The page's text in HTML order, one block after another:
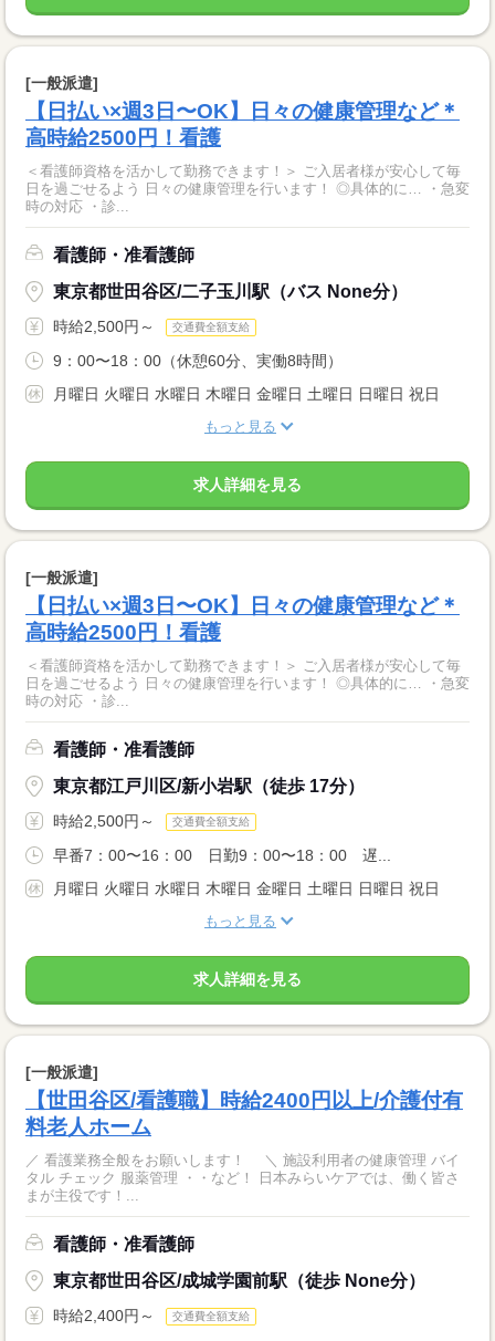
[一般派遣]
【日払い×週3日〜OK】日々の健康管理など＊
高時給2500円！看護
＜看護師資格を活かして勤務できます！＞ ご入居者様が安心して毎
日を過ごせるよう 日々の健康管理を行います！ ◎具体的に… ・急変
時の対応 ・診...
看護師・准看護師
東京都世田谷区/二子玉川駅（バス None分）
時給2,500円～ 交通費全額支給
9：00〜18：00（休憩60分、実働8時間）
月曜日 火曜日 水曜日 木曜日 金曜日 土曜日 日曜日 祝日
もっと見る
求人詳細を見る
[一般派遣]
【日払い×週3日〜OK】日々の健康管理など＊
高時給2500円！看護
＜看護師資格を活かして勤務できます！＞ ご入居者様が安心して毎
日を過ごせるよう 日々の健康管理を行います！ ◎具体的に… ・急変
時の対応 ・診...
看護師・准看護師
東京都江戸川区/新小岩駅（徒歩 17分）
時給2,500円～ 交通費全額支給
早番7：00〜16：00 日勤9：00〜18：00 遅...
月曜日 火曜日 水曜日 木曜日 金曜日 土曜日 日曜日 祝日
もっと見る
求人詳細を見る
[一般派遣]
【世田谷区/看護職】時給2400円以上/介護付有
料老人ホーム
／ 看護業務全般をお願いします！ ＼ 施設利用者の健康管理 バイ
タル チェック 服薬管理 ・・など！ 日本みらいケアでは、働く皆さ
まが主役です！...
看護師・准看護師
東京都世田谷区/成城学園前駅（徒歩 None分）
時給2,400円～ 交通費全額支給